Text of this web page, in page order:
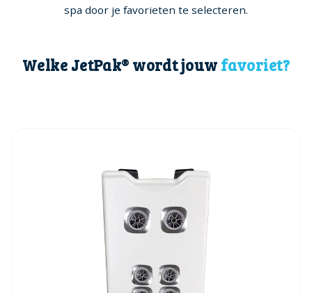
spa door je favorieten te selecteren.
Welke JetPak® wordt jouw favoriet?